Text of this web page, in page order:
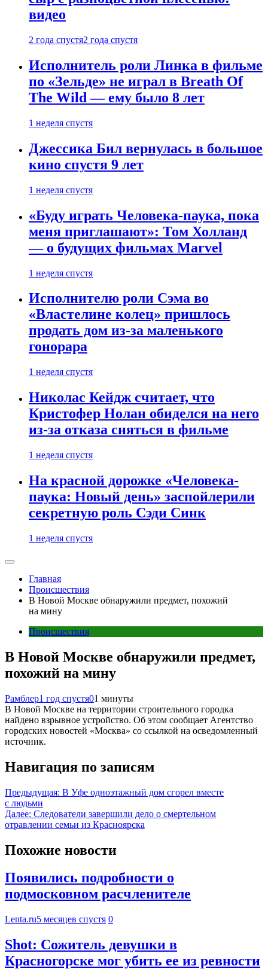
видео
2 года спустя2 года спустя
Исполнитель роли Линка в фильме
по «Зельде» не играл в Breath Of
The Wild — ему было 8 лет
1 неделя спустя
Джессика Бил вернулась в большое
кино спустя 9 лет
1 неделя спустя
«Буду играть Человека-паука, пока
меня приглашают»: Том Холланд
— о будущих фильмах Marvel
1 неделя спустя
Исполнителю роли Сэма во
«Властелине колец» пришлось
продать дом из-за маленького
гонорара
1 неделя спустя
Николас Кейдж считает, что
Кристофер Нолан обиделся на него
из-за отказа сняться в фильме
1 неделя спустя
На красной дорожке «Человека-
паука: Новый день» заспойлерили
секретную роль Сэди Синк
1 неделя спустя
Главная
Происшествия
В Новой Москве обнаружили предмет, похожий
на мину
Происшествия
В Новой Москве обнаружили предмет,
похожий на мину
Рамблер1 год спустя01 минуты
В Новой Москве на территории строительного городка
найдено взрывное устройство. Об этом сообщает Агентство
городских новостей «Москва» со ссылкой на осведомленный
источник.
Навигация по записям
Предыдущая: В Уфе одноэтажный дом сгорел вместе
с людьми
Далее: Следователи завершили дело о смертельном
отравлении семьи из Красноярска
Похожие новости
Появились подробности о
подмосковном расчленителе
Lenta.ru5 месяцев спустя 0
Shot: Сожитель девушки в
Красногорске мог убить ее из ревности